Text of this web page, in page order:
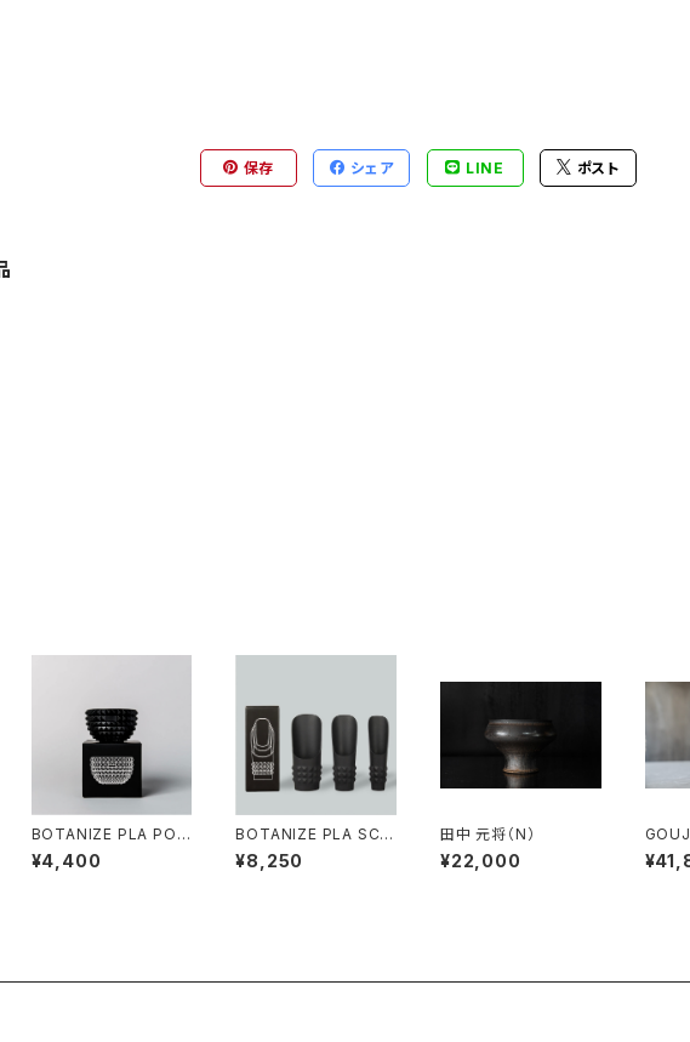
保存 シェア LINE ポスト
BOTANIZE PLA POT
BOWL ALL STUDS
“Black”
¥4,400
BOTANIZE PLA SCO
OP 3P STUDS
¥8,250
田中 元将（N）
¥22,000
-4